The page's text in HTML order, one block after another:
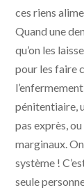
ces riens
Quand une
qu’on les
pour les faire
pénitentiaire,
pas exprès,
marginaux.
système !
seule